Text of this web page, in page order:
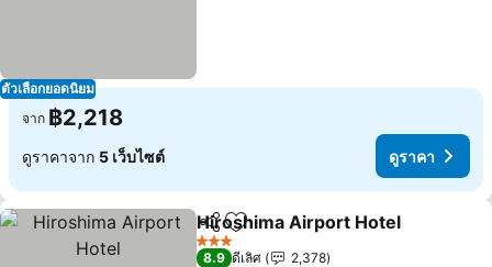
ตัวเลือกยอดนิยม
จาก ฿2,218
ดูราคาจาก 5 เว็บไซต์ ดูราคา
แชร์ เพิ่มในรายการโปรด
Hiroshima Airport Hotel
3 ดาว
8.9 ดีเลิศ
2,378